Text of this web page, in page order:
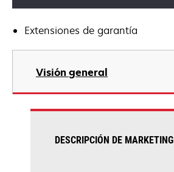
Extensiones de garantía
Visión general
DESCRIPCIÓN DE MARKETING